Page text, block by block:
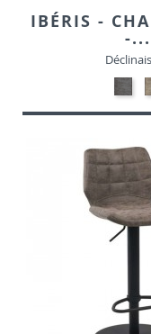
IBÉRIS -
-...
MAT